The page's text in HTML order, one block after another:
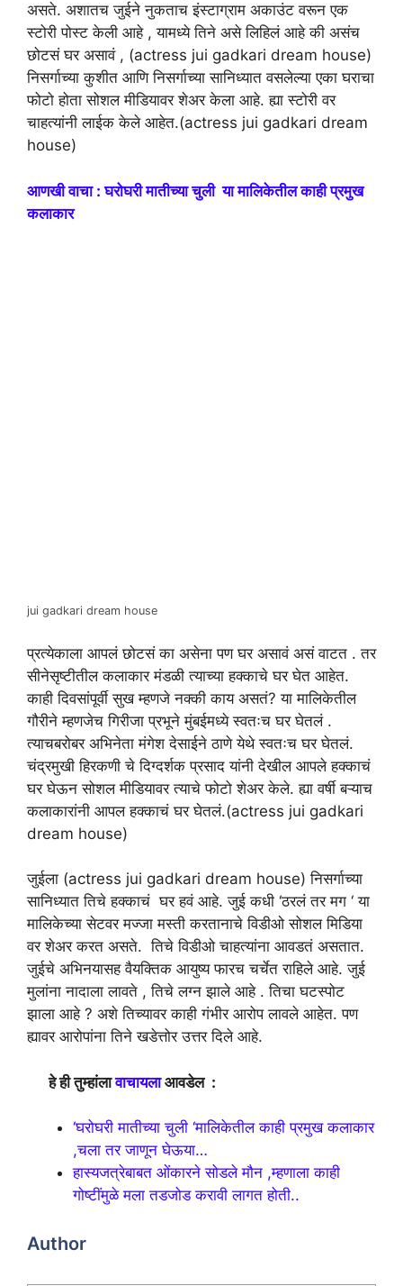
असते. अशातच जुईने नुकताच इंस्टाग्राम अकाउंट वरून एक
स्टोरी पोस्ट केली आहे , यामध्ये तिने असे लिहिलं आहे की असंच
छोटसं घर असावं , (actress jui gadkari dream house)
निसर्गाच्या कुशीत आणि निसर्गाच्या सानिध्यात वसलेल्या एका घराचा
फोटो होता सोशल मीडियावर शेअर केला आहे. ह्या स्टोरी वर
चाहत्यांनी लाईक केले आहेत.(actress jui gadkari dream
house)
आणखी वाचा : घरोघरी मातीच्या चुली या मालिकेतील काही प्रमुख
कलाकार
jui gadkari dream house
प्रत्येकाला आपलं छोटसं का असेना पण घर असावं असं वाटत . तर
सीनेसृष्टीतील कलाकार मंडळी त्याच्या हक्काचे घर घेत आहेत.
काही दिवसांपूर्वी सुख म्हणजे नक्की काय असतं? या मालिकेतील
गौरीने म्हणजेच गिरीजा प्रभूने मुंबईमध्ये स्वतःच घर घेतलं .
त्याचबरोबर अभिनेता मंगेश देसाईने ठाणे येथे स्वतःच घर घेतलं.
चंद्रमुखी हिरकणी चे दिग्दर्शक प्रसाद यांनी देखील आपले हक्काचं
घर घेऊन सोशल मीडियावर त्याचे फोटो शेअर केले. ह्या वर्षी बऱ्याच
कलाकारांनी आपल हक्काचं घर घेतलं.(actress jui gadkari
dream house)
जुईला (actress jui gadkari dream house) निसर्गाच्या
सानिध्यात तिचे हक्काचं घर हवं आहे.जुई कधी ‘ठरलं तर मग ‘ या
मालिकेच्या सेटवर मज्जा मस्ती करतानाचे विडीओ सोशल मिडिया
वर शेअर करत असते. तिचे विडीओ चाहत्यांना आवडतं असतात.
जुईचे अभिनयासह वैयक्तिक आयुष्य फारच चर्चेत राहिले आहे. जुई
मुलांना नादाला लावते , तिचे लग्न झाले आहे . तिचा घटस्पोट
झाला आहे ? अशे तिच्यावर काही गंभीर आरोप लावले आहेत. पण
ह्यावर आरोपांना तिने खडेत्तोर उत्तर दिले आहे.
हे ही तुम्हांलावाचायलाआवडेल :
‘घरोघरी मातीच्या चुली ‘मालिकेतील काही प्रमुख कलाकार
,चला तर जाणून घेऊया…
हास्यजत्रेबाबत ओंकारने सोडले मौन ,म्हणाला काही
गोष्टींमुळे मला तडजोड करावी लागत होती..
Author